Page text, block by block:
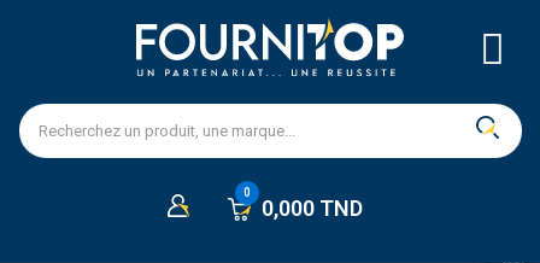
0,000 TND